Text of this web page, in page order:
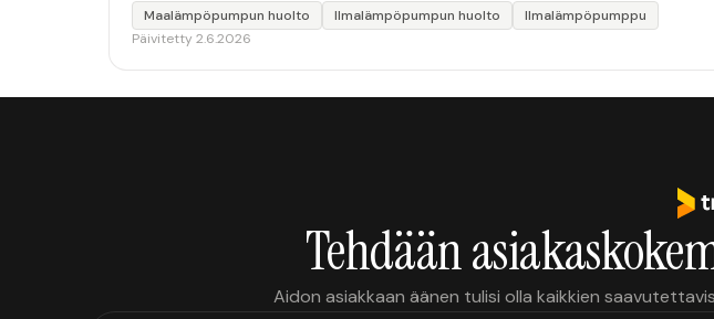
Maalämpöpumpun huolto Ilmalämpöpumpun huolto
Ilmalämpöpumppu
Päivitetty 2.6.2026
Tehdään
Aidon asiakkaan äänen tulisi olla kaikkien